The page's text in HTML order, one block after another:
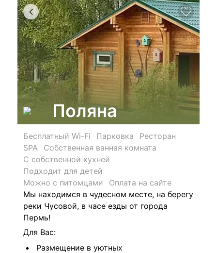
Поляна
Бесплатный Wi-Fi Парковка
Ресторан
SPA
Собственная ванная комната
С собственной кухней
Подходит для детей
Можно с питомцами
Оплата на сайте
Мы находимся в чудесном месте, на берегу
реки Чусовой, в часе езды от города
Пермь!
Для Вас:
Размещение в уютных